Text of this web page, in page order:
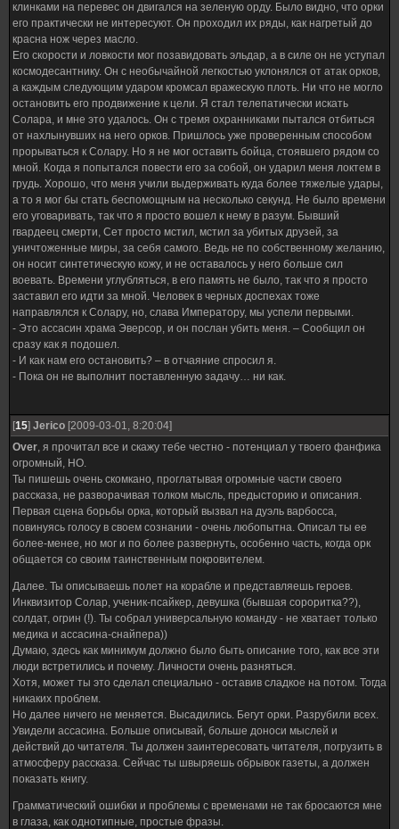
клинками на перевес он двигался на зеленую орду. Было видно, что орки
его практически не интересуют. Он проходил их ряды, как нагретый до
красна нож через масло.
Его скорости и ловкости мог позавидовать эльдар, а в силе он не уступал
космодесантнику. Он с необычайной легкостью уклонялся от атак орков,
а каждым следующим ударом кромсал вражескую плоть. Ни что не могло
остановить его продвижение к цели. Я стал телепатически искать
Солара, и мне это удалось. Он с тремя охранниками пытался отбиться
от нахлынувших на него орков. Пришлось уже проверенным способом
прорываться к Солару. Но я не мог оставить бойца, стоявшего рядом со
мной. Когда я попытался повести его за собой, он ударил меня локтем в
грудь. Хорошо, что меня учили выдерживать куда более тяжелые удары,
а то я мог бы стать беспомощным на несколько секунд. Не было времени
его уговаривать, так что я просто вошел к нему в разум. Бывший
гвардеец смерти, Сет просто мстил, мстил за убитых друзей, за
уничтоженные миры, за себя самого. Ведь не по собственному желанию,
он носит синтетическую кожу, и не оставалось у него больше сил
воевать. Времени углубляться, в его память не было, так что я просто
заставил его идти за мной. Человек в черных доспехах тоже
направлялся к Солару, но, слава Императору, мы успели первыми.
- Это ассасин храма Эверсор, и он послан убить меня. – Сообщил он
сразу как я подошел.
- И как нам его остановить? – в отчаяние спросил я.
- Пока он не выполнит поставленную задачу… ни как.
[15] Jerico [2009-03-01, 8:20:04]
Over, я прочитал все и скажу тебе честно - потенциал у твоего фанфика
огромный, НО.
Ты пишешь очень скомкано, проглатывая огромные части своего
рассказа, не разворачивая толком мысль, предысторию и описания.
Первая сцена борьбы орка, который вызвал на дуэль варбосса,
повинуясь голосу в своем сознании - очень любопытна. Описал ты ее
более-менее, но мог и по более развернуть, особенно часть, когда орк
общается со своим таинственным покровителем.
Далее. Ты описываешь полет на корабле и представляешь героев.
Инквизитор Солар, ученик-псайкер, девушка (бывшая сороритка??),
солдат, огрин (!). Ты собрал универсальную команду - не хватает только
медика и ассасина-снайпера))
Думаю, здесь как минимум должно было быть описание того, как все эти
люди встретились и почему. Личности очень разняться.
Хотя, может ты это сделал специально - оставив сладкое на потом. Тогда
никаких проблем.
Но далее ничего не меняется. Высадились. Бегут орки. Разрубили всех.
Увидели ассасина. Больше описывай, больше доноси мыслей и
действий до читателя. Ты должен заинтересовать читателя, погрузить в
атмосферу рассказа. Сейчас ты швыряешь обрывок газеты, а должен
показать книгу.
Грамматический ошибки и проблемы с временами не так бросаются мне
в глаза, как однотипные, простые фразы.